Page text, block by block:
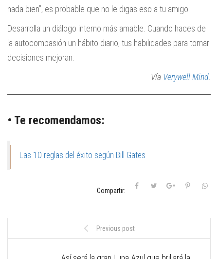
nada bien”, es probable que no le digas eso a tu amigo.
Desarrolla un diálogo interno más amable. Cuando haces de
la autocompasión un hábito diario, tus habilidades para tomar
decisiones mejoran.
Vía Verywell Mind
• Te recomendamos:
Las 10 reglas del éxito según Bill Gates
Compartir:
Previous post